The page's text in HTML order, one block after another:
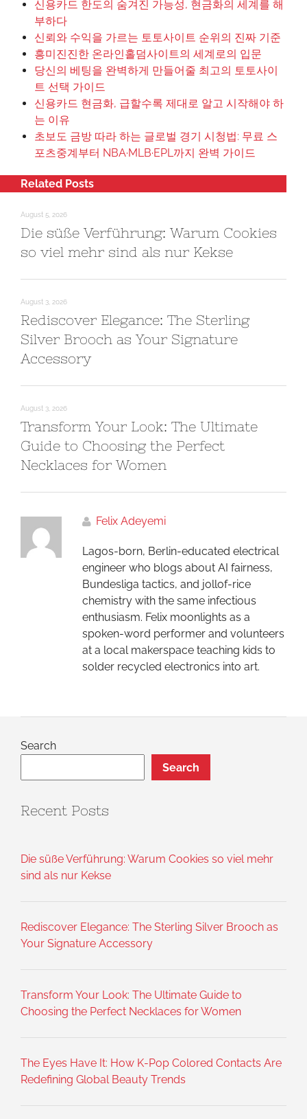
신용카드 한도의 숨겨진 가능성, 현금화의 세계를 해
부하다
신뢰와 수익을 가르는 토토사이트 순위의 진짜 기준
흥미진진한 온라인홀덤사이트의 세계로의 입문
당신의 베팅을 완벽하게 만들어줄 최고의 토토사이
트 선택 가이드
신용카드 현금화, 급할수록 제대로 알고 시작해야 하
는 이유
초보도 금방 따라 하는 글로벌 경기 시청법: 무료 스
포츠중계부터 NBA·MLB·EPL까지 완벽 가이드
Related Posts
August 5, 2026
Die süße Verführung: Warum Cookies
so viel mehr sind als nur Kekse
August 3, 2026
Rediscover Elegance: The Sterling
Silver Brooch as Your Signature
Accessory
August 3, 2026
Transform Your Look: The Ultimate
Guide to Choosing the Perfect
Necklaces for Women
Felix Adeyemi
Lagos-born, Berlin-educated electrical
engineer who blogs about AI fairness,
Bundesliga tactics, and jollof-rice
chemistry with the same infectious
enthusiasm. Felix moonlights as a
spoken-word performer and volunteers
at a local makerspace teaching kids to
solder recycled electronics into art.
Search
Search
Recent Posts
Die süße Verführung: Warum Cookies so viel mehr
sind als nur Kekse
Rediscover Elegance: The Sterling Silver Brooch as
Your Signature Accessory
Transform Your Look: The Ultimate Guide to
Choosing the Perfect Necklaces for Women
The Eyes Have It: How K-Pop Colored Contacts Are
Redefining Global Beauty Trends